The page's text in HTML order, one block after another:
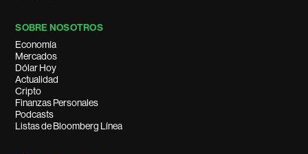
SOBRE NOSOTROS
Economía
Mercados
Dólar Hoy
Actualidad
Cripto
Finanzas Personales
Podcasts
Listas de Bloomberg Línea